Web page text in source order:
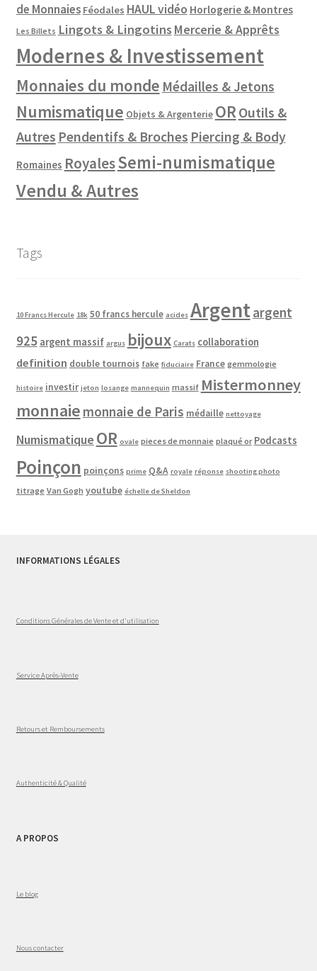
de Monnaies Féodales HAUL vidéo Horlogerie & Montres
Les Billets Lingots & Lingotins Mercerie & Apprêts
Modernes & Investissement
Monnaies du monde Médailles & Jetons
Numismatique Objets & Argenterie OR Outils &
Autres Pendentifs & Broches Piercing & Body
Romaines RoyalesSemi-numismatique
Vendu & Autres
Tags
10 Francs Hercule 18k 50 francs hercule acides Argentargent
925 argent massif argus bijoux Carats collaboration
definition double tournois fake fiduciaire France gemmologie
histoire investir jeton losange mannequin massif Mistermonney
monnaie monnaie de Paris médaille nettoyage
Numismatique OR ovale pieces de monnaie plaqué or Podcasts
Poinçon poinçons prime Q&A royale réponse shooting photo
titrage Van Gogh youtube échelle de Sheldon
INFORMATIONS LÉGALES
Conditions Générales de Vente et d'utilisation
Service Après-Vente
Retours et Remboursements
Authenticité & Qualité
A PROPOS
Le blog
Nous contacter